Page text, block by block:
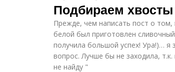
Подбираем хвосты
Прежде, чем написать пост о том,
белой был приготовлен
получила большой успех! Ура!)… я
вопрос. Лучше бы не заходила, т.к.
не найду "